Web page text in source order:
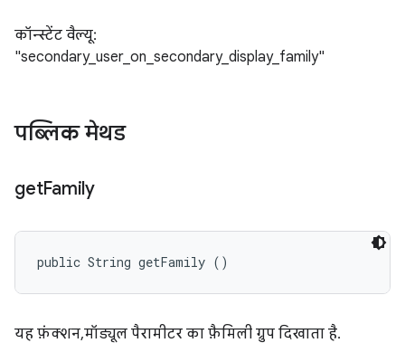
कॉन्स्टेंट वैल्यू:
"secondary_user_on_secondary_display_family"
पब्लिक मेथड
getFamily
public String getFamily ()
यह फ़ंक्शन, मॉड्यूल पैरामीटर का फ़ैमिली ग्रुप दिखाता है.